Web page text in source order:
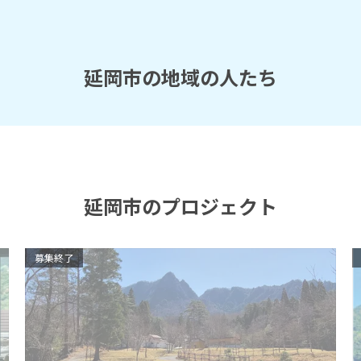
延岡市の地域の人たち
延岡市のプロジェクト
募集終了